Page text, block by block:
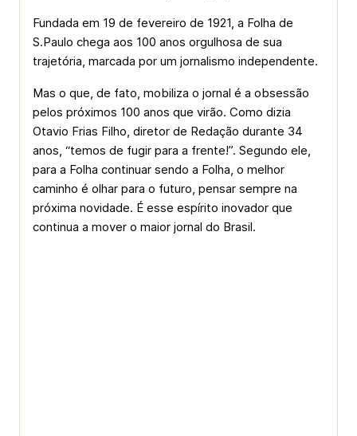
Fundada em 19 de fevereiro de 1921, a Folha de
S.Paulo chega aos 100 anos orgulhosa de sua
trajetória, marcada por um jornalismo independente.
Mas o que, de fato, mobiliza o jornal é a obsessão
pelos próximos 100 anos que virão. Como dizia
Otavio Frias Filho, diretor de Redação durante 34
anos, “temos de fugir para a frente!”. Segundo ele,
para a Folha continuar sendo a Folha, o melhor
caminho é olhar para o futuro, pensar sempre na
próxima novidade. É esse espírito inovador que
continua a mover o maior jornal do Brasil.